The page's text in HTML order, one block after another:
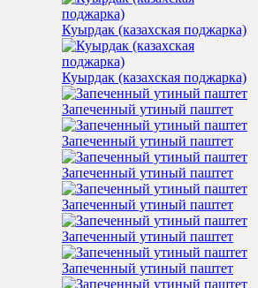
Куырдак (казахская поджарка)
Куырдак (казахская поджарка)
Запеченный утиный паштет
Запеченный утиный паштет
Запеченный утиный паштет
Запеченный утиный паштет
Запеченный утиный паштет
Запеченный утиный паштет